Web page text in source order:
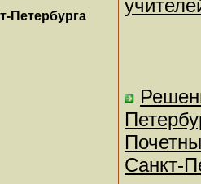
Петербурга
Санкт-